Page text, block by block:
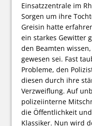
Einsatzzentrale im
Sorgen um ihre
Greisin hatte
ein starkes Gewitter
den Beamten
gewesen sei. Fast
Probleme, den
diesen durch ihre
Verzweiflung. Auf
polizeiinterne
die Öffentlichkeit
Klassiker. Nun wird